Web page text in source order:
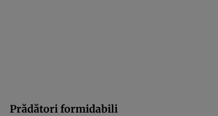
Prădători formidabili